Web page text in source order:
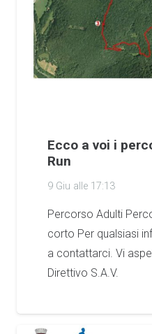
Ecco a voi i
Run
9 Giu alle 17:13
Percorso Adulti
corto Per qualsiasi
a contattarci. Vi
Direttivo S.A.V.